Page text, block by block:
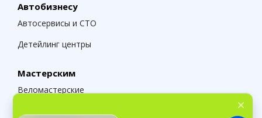
Автобизнесу
Автосервисы и СТО
Детейлинг центры
Мастерским
Веломастерские